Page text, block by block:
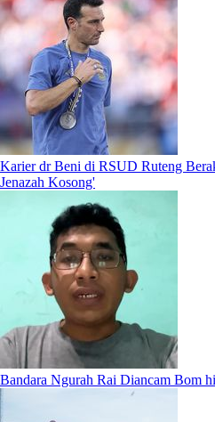
Karier dr Beni di RSUD Ruteng
Jenazah Kosong'
Bandara Ngurah Rai Diancam Bom